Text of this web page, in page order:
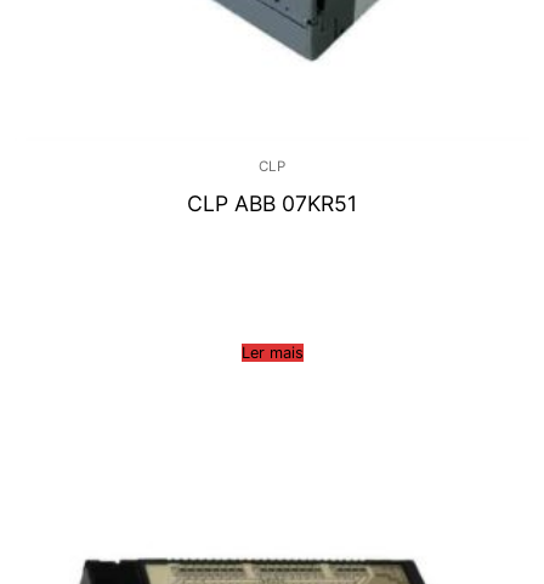
CLP
CLP ABB 07KR51
Ler mais